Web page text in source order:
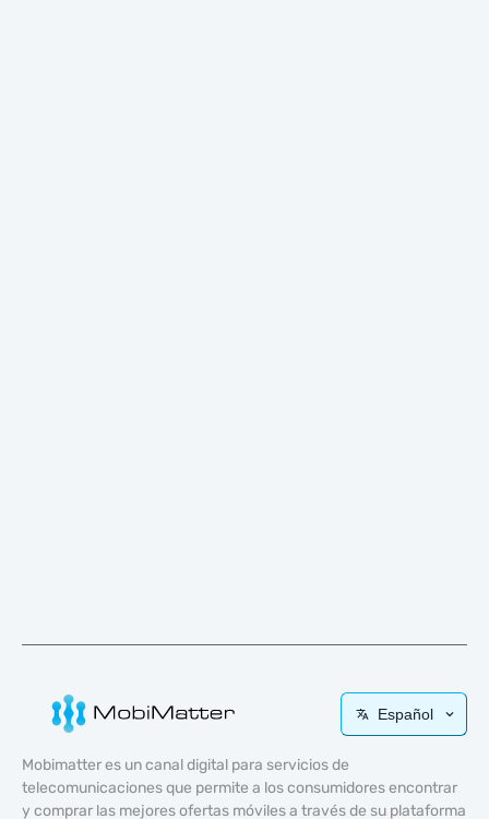
Español
Mobimatter es un canal digital para servicios de
telecomunicaciones que permite a los consumidores encontrar
y comprar las mejores ofertas móviles a través de su plataforma